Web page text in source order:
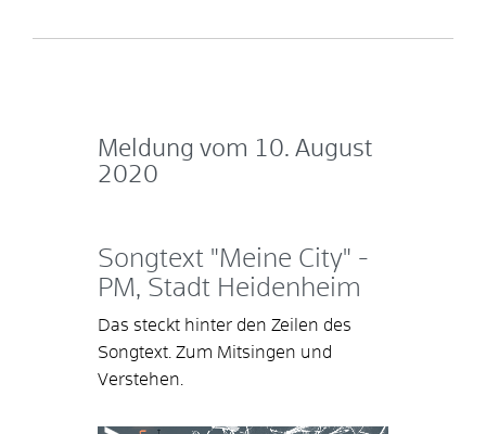
Meldung vom 10. August
2020
Songtext "Meine City" -
PM, Stadt Heidenheim
Das steckt hinter den Zeilen des
Songtext. Zum Mitsingen und
Verstehen.